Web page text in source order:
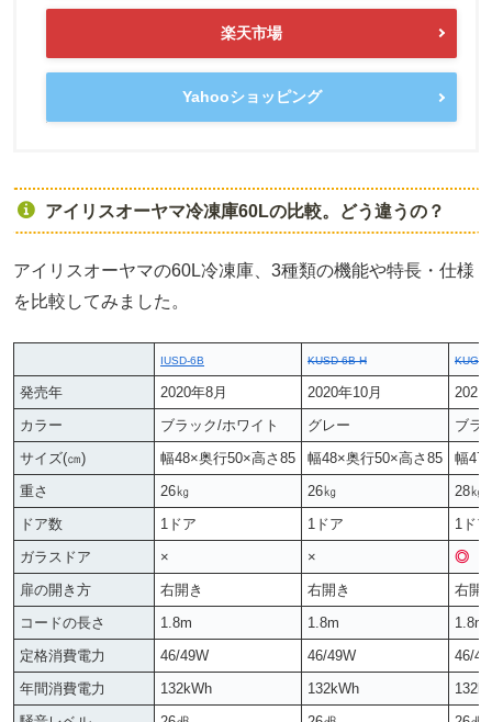
楽天市場
Yahooショッピング
アイリスオーヤマ冷凍庫60Lの比較。どう違うの？
アイリスオーヤマの60L冷凍庫、3種類の機能や特長・仕様
を比較してみました。
IUSD-6B KUSD-6B-H
発売年 2020年8月 2020年10月
2021
カラー
ブラック/ホワイト グレー
ブラ
サイズ(㎝)
幅48×奥行50×高さ85 幅48×奥行50×高さ85
幅
重さ
26㎏ 26㎏
28㎏
ドア数
1ドア 1ドア
1ドア
ガラスドア
× ×
◎
扉の開き方
右開き 右開き
右開
コードの長さ
1.8m 1.8m
1.8m
定格消費電力
46/49W 46/49W
46/
年間消費電力
132kWh 132kWh